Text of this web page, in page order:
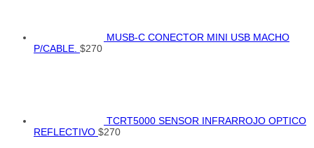
MUSB-C CONECTOR MINI USB MACHO
P/CABLE. $270
TCRT5000 SENSOR INFRARROJO OPTICO
REFLECTIVO $270